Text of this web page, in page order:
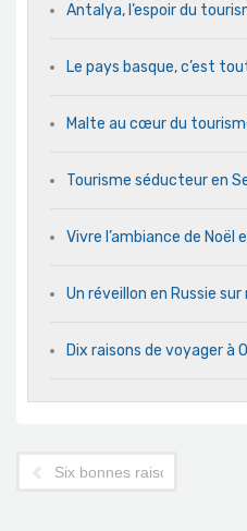
Antalya, l’espoir du
Le pays basque, c’est
Malte au cœur du
Tourisme séducteur en
Vivre l’ambiance de Noël
Un réveillon en Russie
Dix raisons de voyager à
Six bonnes raisons d'aller à